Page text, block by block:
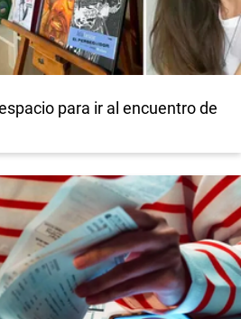
para ir al encuentro de